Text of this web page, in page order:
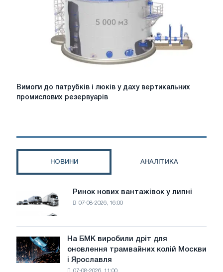
Вимоги
у
резервуарів
Вимоги до патрубків і люків у даху вертикальних
промислових резервуарів
НОВИНИ АНАЛІТИКА
Ринок
нових
вантажівок
у
липні
Ринок нових вантажівок у липні
07-08-2026, 16:00
На
БМК
виробили
На БМК виробили дріт для
оновлення трамвайних колій Москви
і Ярославля
07-08-2026, 11:00